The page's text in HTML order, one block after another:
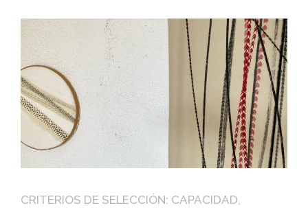
CRITERIOS DE SELECCIÓN: CAPACIDAD,